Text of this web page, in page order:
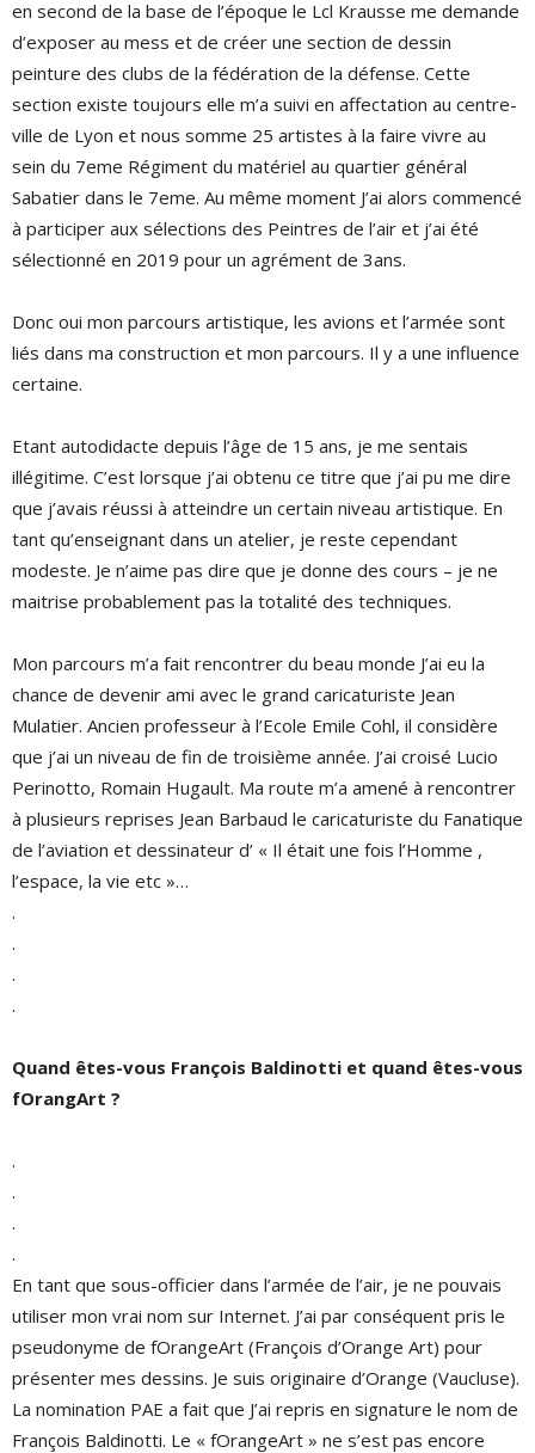
en second de la base de l’époque le Lcl Krausse me demande
d’exposer au mess et de créer une section de dessin
peinture des clubs de la fédération de la défense. Cette
section existe toujours elle m’a suivi en affectation au centre-
ville de Lyon et nous somme 25 artistes à la faire vivre au
sein du 7eme Régiment du matériel au quartier général
Sabatier dans le 7eme. Au même moment J’ai alors commencé
à participer aux sélections des Peintres de l’air et j’ai été
sélectionné en 2019 pour un agrément de 3ans.
Donc oui mon parcours artistique, les avions et l’armée sont
liés dans ma construction et mon parcours. Il y a une influence
certaine.
Etant autodidacte depuis l’âge de 15 ans, je me sentais
illégitime. C’est lorsque j’ai obtenu ce titre que j’ai pu me dire
que j’avais réussi à atteindre un certain niveau artistique. En
tant qu’enseignant dans un atelier, je reste cependant
modeste. Je n’aime pas dire que je donne des cours – je ne
maitrise probablement pas la totalité des techniques.
Mon parcours m’a fait rencontrer du beau monde J’ai eu la
chance de devenir ami avec le grand caricaturiste Jean
Mulatier. Ancien professeur à l’Ecole Emile Cohl, il considère
que j’ai un niveau de fin de troisième année. J’ai croisé Lucio
Perinotto, Romain Hugault. Ma route m’a amené à rencontrer
à plusieurs reprises Jean Barbaud le caricaturiste du Fanatique
de l’aviation et dessinateur d’ « Il était une fois l’Homme ,
l’espace, la vie etc »…
.
.
.
.
Quand êtes-vous François Baldinotti et quand êtes-vous
fOrangArt ?
.
.
.
.
En tant que sous-officier dans l’armée de l’air, je ne pouvais
utiliser mon vrai nom sur Internet. J’ai par conséquent pris le
pseudonyme de fOrangeArt (François d’Orange Art) pour
présenter mes dessins. Je suis originaire d’Orange (Vaucluse).
La nomination PAE a fait que J’ai repris en signature le nom de
François Baldinotti. Le « fOrangeArt » ne s’est pas encore